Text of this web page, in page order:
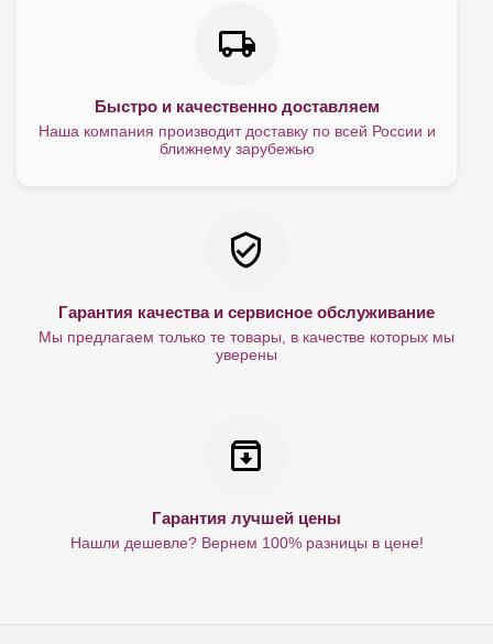
Быстро и качественно доставляем
Наша компания производит доставку по всей России и
ближнему зарубежью
Гарантия качества и сервисное обслуживание
Мы предлагаем только те товары, в качестве которых мы
уверены
Гарантия лучшей цены
Нашли дешевле? Вернем 100% разницы в цене!